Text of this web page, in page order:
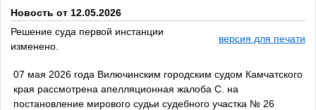
Новость от 12.05.2026
Решение суда первой инстанции
изменено.
версия для печати
07 мая 2026 года Вилючинским городским судом Камчатского
края рассмотрена апелляционная жалоба С. на
постановление мирового судьи судебного участка № 26